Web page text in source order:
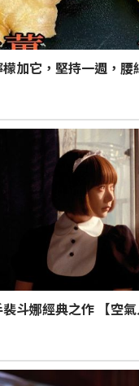
加它，堅持一週，
斗娜經典之作 【空